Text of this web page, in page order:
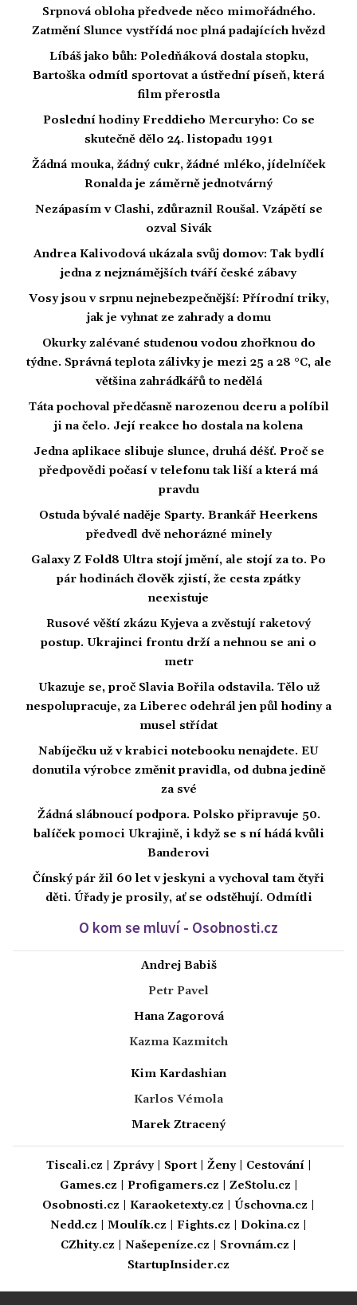
Srpnová obloha předvede něco mimořádného.
Zatmění Slunce vystřídá noc plná padajících hvězd
Líbáš jako bůh: Poledňáková dostala stopku,
Bartoška odmítl sportovat a ústřední píseň, která
film přerostla
Poslední hodiny Freddieho Mercuryho: Co se
skutečně dělo 24. listopadu 1991
Žádná mouka, žádný cukr, žádné mléko, jídelníček
Ronalda je záměrně jednotvárný
Nezápasím v Clashi, zdůraznil Roušal. Vzápětí se
ozval Sivák
Andrea Kalivodová ukázala svůj domov: Tak bydlí
jedna z nejznámějších tváří české zábavy
Vosy jsou v srpnu nejnebezpečnější: Přírodní triky,
jak je vyhnat ze zahrady a domu
Okurky zalévané studenou vodou zhořknou do
týdne. Správná teplota zálivky je mezi 25 a 28 °C, ale
většina zahrádkářů to nedělá
Táta pochoval předčasně narozenou dceru a políbil
ji na čelo. Její reakce ho dostala na kolena
Jedna aplikace slibuje slunce, druhá déšť. Proč se
předpovědi počasí v telefonu tak liší a která má
pravdu
Ostuda bývalé naděje Sparty. Brankář Heerkens
předvedl dvě nehorázné minely
Galaxy Z Fold8 Ultra stojí jmění, ale stojí za to. Po
pár hodinách člověk zjistí, že cesta zpátky
neexistuje
Rusové věští zkázu Kyjeva a zvěstují raketový
postup. Ukrajinci frontu drží a nehnou se ani o
metr
Ukazuje se, proč Slavia Bořila odstavila. Tělo už
nespolupracuje, za Liberec odehrál jen půl hodiny a
musel střídat
Nabíječku už v krabici notebooku nenajdete. EU
donutila výrobce změnit pravidla, od dubna jedině
za své
Žádná slábnoucí podpora. Polsko připravuje 50.
balíček pomoci Ukrajině, i když se s ní hádá kvůli
Banderovi
Čínský pár žil 60 let v jeskyni a vychoval tam čtyři
děti. Úřady je prosily, ať se odstěhují. Odmítli
O kom se mluví - Osobnosti.cz
Andrej Babiš
Petr Pavel
Hana Zagorová
Kazma Kazmitch
Kim Kardashian
Karlos Vémola
Marek Ztracený
Tiscali.cz Zprávy| Sport| Ženy| Cestování|
Games.cz
Profigamers.cz ZeStolu.cz
Osobnosti.cz
Karaoketexty.cz Úschovna.cz
Nedd.cz
Moulík.cz Fights.cz Dokina.cz
CZhity.cz
Našepeníze.cz Srovnám.cz
StartupInsider.cz